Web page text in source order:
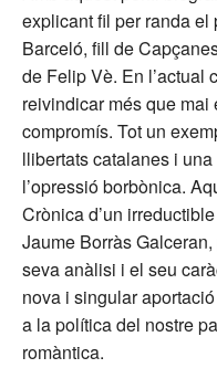
explicant fil per randa
Barceló, fill de
de Felip Vè. En l’actual
reivindicar més que
compromís. Tot un
llibertats catalanes i
l’opressió borbònica.
Crònica d’un
Jaume Borràs
seva anàlisi ­­i el seu
nova i singular
a la política del nostre
romàntica.